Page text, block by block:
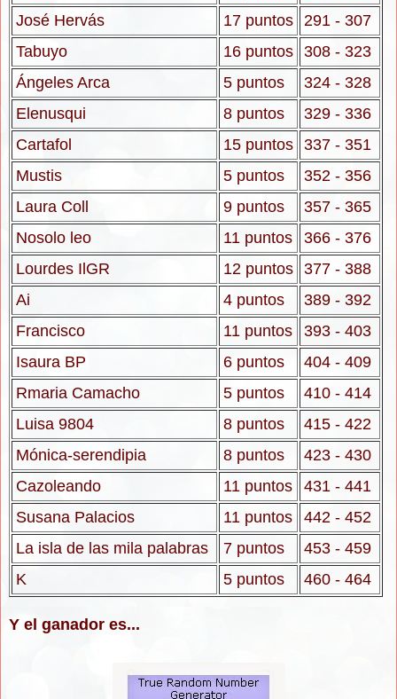
José Hervás
17 puntos 291 - 307
Tabuyo
16 puntos 308 - 323
Ángeles Arca
5 puntos
324 - 328
Elenusqui
8 puntos
329 - 336
Cartafol
15 puntos 337 - 351
Mustis
5 puntos
352 - 356
Laura Coll
9 puntos
357 - 365
Nosolo leo
11 puntos
366 - 376
Lourdes IlGR
12 puntos 377 - 388
Ai
4 puntos
389 - 392
Francisco
11 puntos
393 - 403
Isaura BP
6 puntos
404 - 409
Rmaria Camacho
5 puntos
410 - 414
Luisa 9804
8 puntos
415 - 422
Mónica-serendipia
8 puntos
423 - 430
Cazoleando
11 puntos
431 - 441
Susana Palacios
11 puntos
442 - 452
La isla de las mila palabras
7 puntos
453 - 459
K
5 puntos 460 - 464
Y el ganador es...